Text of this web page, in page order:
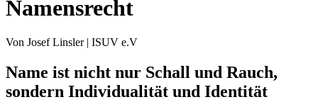
Namensrecht
Von Josef Linsler | ISUV e.V
Name ist nicht nur Schall und Rauch,
sondern Individualität und Identität